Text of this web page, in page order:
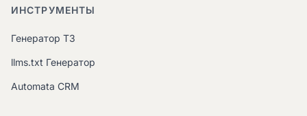
ИНСТРУМЕНТЫ
Генератор ТЗ
llms.txt Генератор
Automata CRM